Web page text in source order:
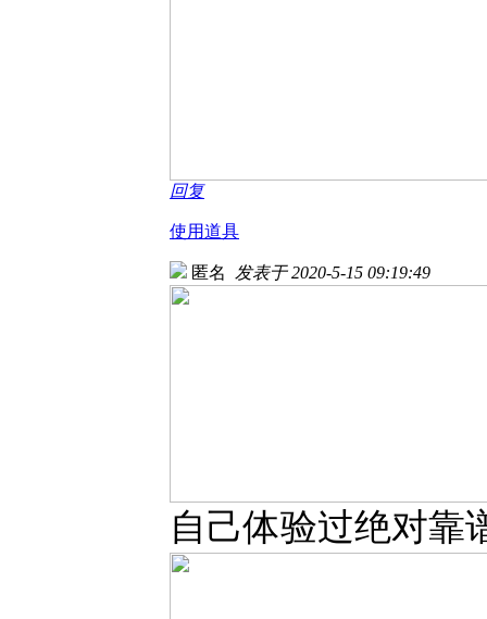
回复
使用道具
匿名 发表于 2020-5-15 09:19:49
自己体验过绝对靠